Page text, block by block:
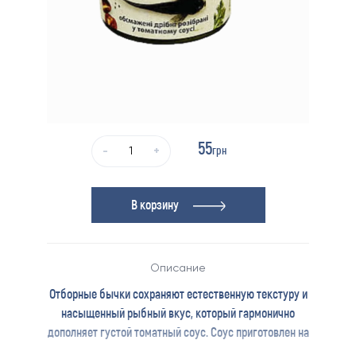
- + 55грн
В корзину
Описание
Отборные бычки сохраняют естественную текстуру и
насыщенный рыбный вкус, который гармонично
дополняет густой томатный соус. Соус приготовлен на